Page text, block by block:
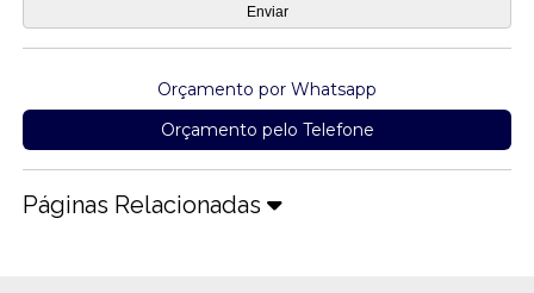
Orçamento por Whatsapp
Orçamento pelo Telefone
Páginas Relacionadas